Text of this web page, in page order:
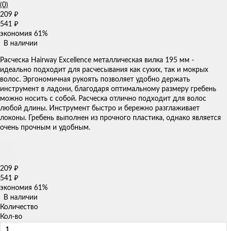
(0)
209 ₽
541 ₽
экономия 61%
В наличии
Расческа Hairway Excellence металлическая вилка 195 мм -
идеально подходит для расчесывания как сухих, так и мокрых
волос. Эргономичная рукоять позволяет удобно держать
инструмент в ладони, благодаря оптимальному размеру гребень
можно носить с собой. Расческа отлично подходит для волос
любой длины. Инструмент быстро и бережно разглаживает
локоны. Гребень выполнен из прочного пластика, однако является
очень прочным и удобным.
209 ₽
541 ₽
экономия 61%
В наличии
Количество
Кол-во